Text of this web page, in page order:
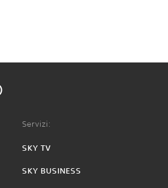
Servizi:
SKY TV
SKY BUSINESS